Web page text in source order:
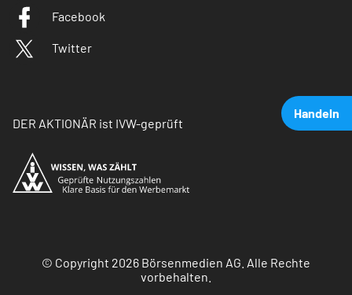
Handeln
Facebook
Twitter
DER AKTIONÄR ist IVW-geprüft
© Copyright 2026 Börsenmedien AG. Alle Rechte
vorbehalten.